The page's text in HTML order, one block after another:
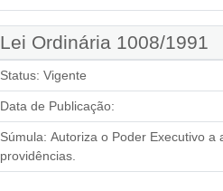
Lei Ordinária 1008/1991
Status: Vigente
Data de Publicação:
Súmula: Autoriza o Poder Executivo a
providências.